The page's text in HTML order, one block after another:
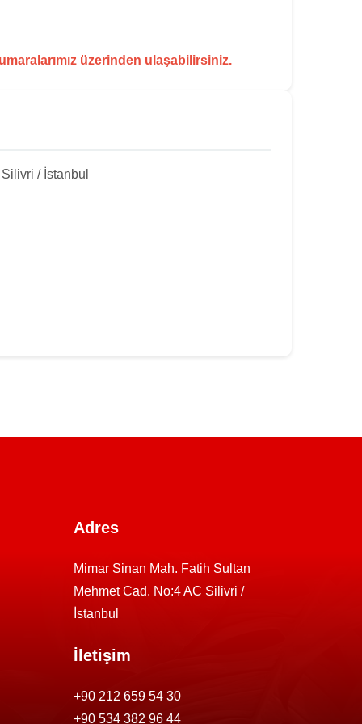
üzerinden ulaşabilirsiniz.
/ İstanbul
Adres
Mimar Sinan Mah. Fatih Sultan
Mehmet Cad. No:4 AC Silivri /
İstanbul
İletişim
+90 212 659 54 30
+90 534 382 96 44